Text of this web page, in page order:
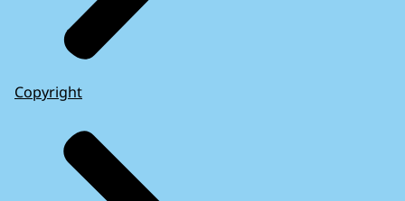
Copyright